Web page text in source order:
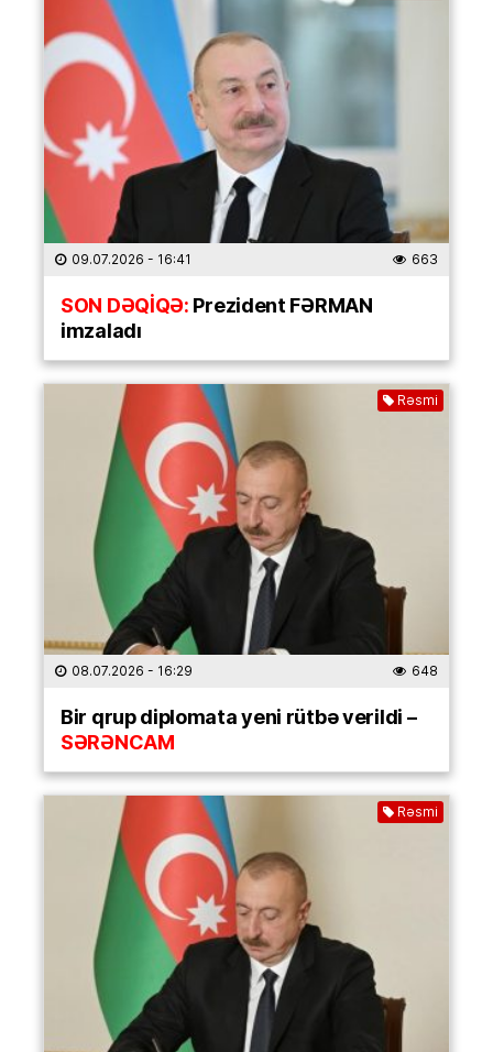
09.07.2026 - 16:41 663
SON DƏQİQƏ:Prezident FƏRMAN
imzaladı
Rəsmi
08.07.2026 - 16:29 648
Bir qrup diplomata yeni rütbə verildi –
SƏRƏNCAM
Rəsmi